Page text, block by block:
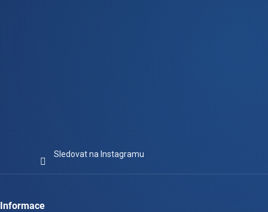
Sledovat na Instagramu
Informace